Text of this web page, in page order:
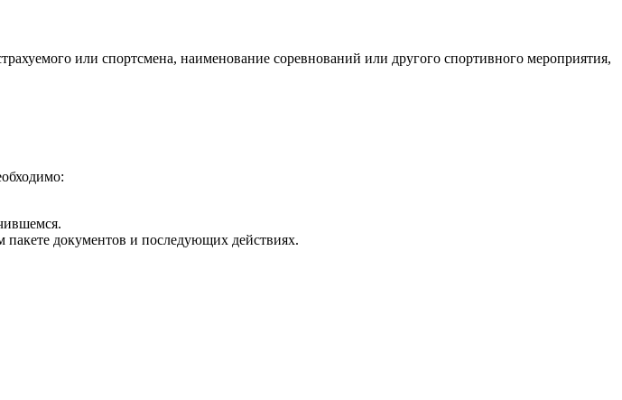
или спортсмена, наименование соревнований или другого спортивного мероприятия,
документов и последующих действиях.